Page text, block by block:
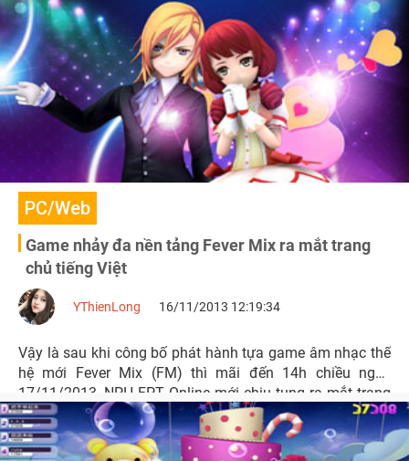
PC/Web
Game nhảy đa nền tảng Fever Mix ra mắt trang
chủ tiếng Việt
YThienLong 16/11/2013 12:19:34
Vậy là sau khi công bố phát hành tựa game âm nhạc thế
hệ mới Fever Mix (FM) thì mãi đến 14h chiều ngày
17/11/2013, NPH FPT Online mới chịu tung ra mắt trang
teaser game tại địa chỉ http://fm.gate.vn.